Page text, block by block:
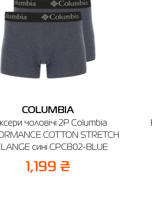
40 (2-й поверх)
COLUMBIA
чоловiчi 2P Columbia
COTTON STRETCH
сині CPCB02-BLUE
1,199 ₴